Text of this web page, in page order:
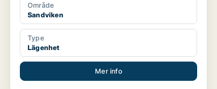
Område
Sandviken
Type
Lägenhet
Mer info